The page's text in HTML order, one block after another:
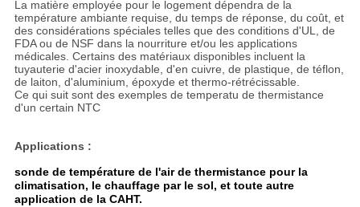
La matière employée pour le logement dépendra de la
température ambiante requise, du temps de réponse, du coût, et
des considérations spéciales telles que des conditions d'UL, de
FDA ou de NSF dans la nourriture et/ou les applications
médicales. Certains des matériaux disponibles incluent la
tuyauterie d'acier inoxydable, d'en cuivre, de plastique, de téflon,
de laiton, d'aluminium, époxyde et thermo-rétrécissable.
Ce qui suit sont des exemples de temperatu de thermistance
d'un certain NTC
Applications :
sonde de température de l'air de thermistance pour la
climatisation, le chauffage par le sol, et toute autre
application de la CAHT.